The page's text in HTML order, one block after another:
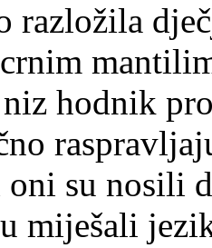
razložila
hodnik
su nosili
miješali